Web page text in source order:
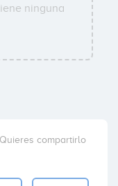
ninguna
compartirlo